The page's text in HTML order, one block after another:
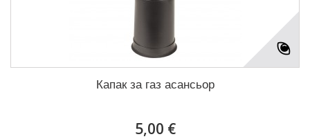
Капак за газ асансьор
5,00 €